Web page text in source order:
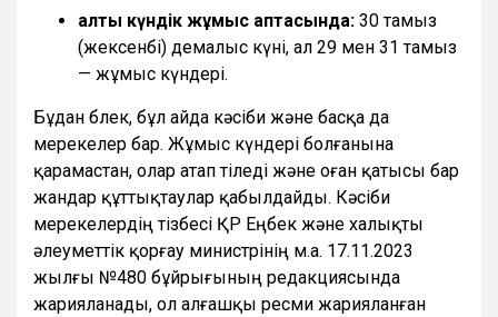
алты күндік жұмыс аптасында: 30 тамыз
(жексенбі) демалыс күні, ал 29 мен 31 тамыз
— жұмыс күндері.
Бұдан бөлек, бұл айда кәсіби және басқа да
мерекелер бар. Жұмыс күндері болғанына
қарамастан, олар атап өтіледі және оған қатысы бар
жандар құттықтаулар қабылдайды. Кәсіби
мерекелердің тізбесі ҚР Еңбек және халықты
әлеуметтік қорғау министрінің м.а. 17.11.2023
жылғы №480 бұйрығының редакциясында
жарияланады, ол алғашқы ресми жарияланған